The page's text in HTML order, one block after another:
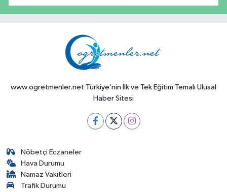
www.ogretmenler.net Türkiye’nin İlk ve Tek Eğitim Temalı Ulusal
Haber Sitesi
Nöbetçi Eczaneler
Hava Durumu
Namaz Vakitleri
Trafik Durumu